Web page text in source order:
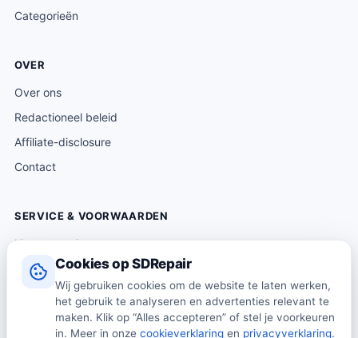
Cookies op SDRepair
Wij gebruiken cookies om de website te laten werken,
het gebruik te analyseren en advertenties relevant te
maken. Klik op “Alles accepteren” of stel je voorkeuren
in. Meer in onze cookieverklaring en privacyverklaring.
Categorieën
OVER
Over ons
Redactioneel beleid
Affiliate-disclosure
Contact
SERVICE & VOORWAARDEN
Klantenservice
Verzending & levering
Retourneren
Algemene voorwaarden